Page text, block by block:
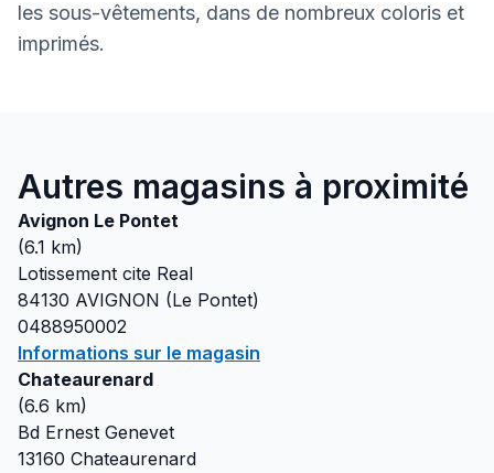
les sous-vêtements, dans de nombreux coloris et
imprimés.
Autres magasins à proximité
Avignon Le Pontet
(6.1 km)
Lotissement cite Real
84130 AVIGNON (Le Pontet)
0488950002
Informations sur le magasin
Chateaurenard
(6.6 km)
Bd Ernest Genevet
13160 Chateaurenard